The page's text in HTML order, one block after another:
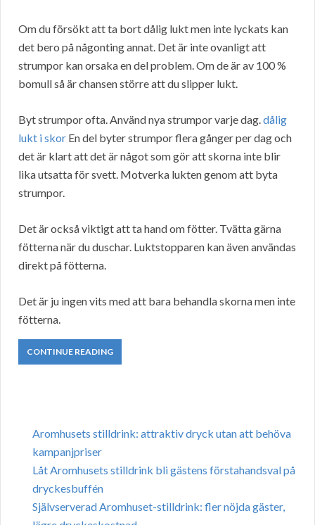
Om du försökt att ta bort dålig lukt men inte lyckats kan
det bero på någonting annat. Det är inte ovanligt att
strumpor kan orsaka en del problem. Om de är av 100 %
bomull så är chansen större att du slipper lukt.
Byt strumpor ofta. Använd nya strumpor varje dag.dålig
lukt i skor En del byter strumpor flera gånger per dag och
det är klart att det är något som gör att skorna inte blir
lika utsatta för svett. Motverka lukten genom att byta
strumpor.
Det är också viktigt att ta hand om fötter. Tvätta gärna
fötterna när du duschar. Luktstopparen kan även användas
direkt på fötterna.
Det är ju ingen vits med att bara behandla skorna men inte
fötterna.
CONTINUE READING
Aromhusets stilldrink: attraktiv dryck utan att behöva
kampanjpriser
Låt Aromhusets stilldrink bli gästens förstahandsval på
dryckesbuffén
Självserverad Aromhuset-stilldrink: fler nöjda gäster,